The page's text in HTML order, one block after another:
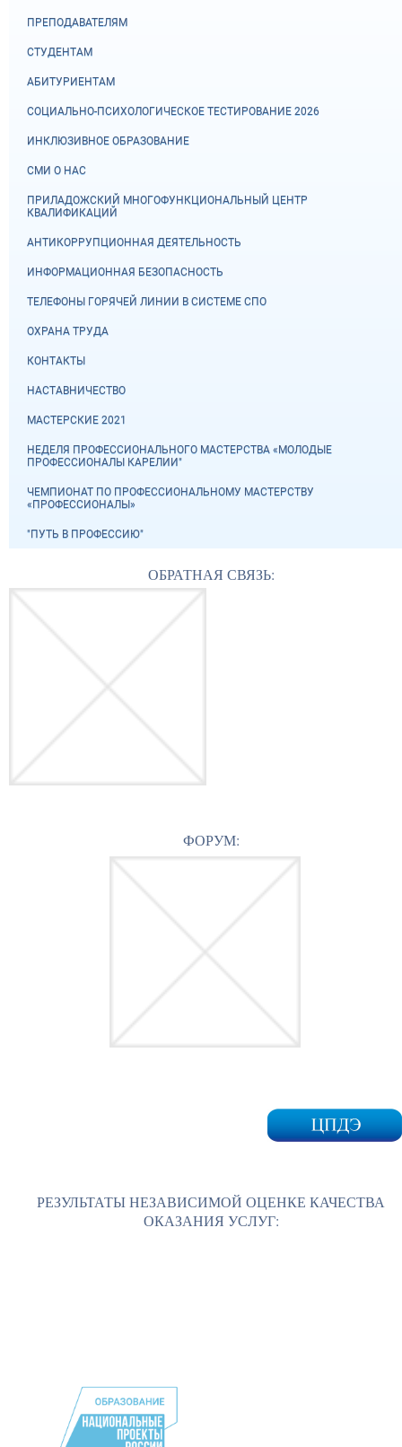
ПРЕПОДАВАТЕЛЯМ
СТУДЕНТАМ
АБИТУРИЕНТАМ
СОЦИАЛЬНО-ПСИХОЛОГИЧЕСКОЕ ТЕСТИРОВАНИЕ 2026
ИНКЛЮЗИВНОЕ ОБРАЗОВАНИЕ
СМИ О НАС
ПРИЛАДОЖСКИЙ МНОГОФУНКЦИОНАЛЬНЫЙ ЦЕНТР
КВАЛИФИКАЦИЙ
АНТИКОРРУПЦИОННАЯ ДЕЯТЕЛЬНОСТЬ
ИНФОРМАЦИОННАЯ БЕЗОПАСНОСТЬ
ТЕЛЕФОНЫ ГОРЯЧЕЙ ЛИНИИ В СИСТЕМЕ СПО
ОХРАНА ТРУДА
КОНТАКТЫ
НАСТАВНИЧЕСТВО
МАСТЕРСКИЕ 2021
НЕДЕЛЯ ПРОФЕССИОНАЛЬНОГО МАСТЕРСТВА «МОЛОДЫЕ
ПРОФЕССИОНАЛЫ КАРЕЛИИ"
ЧЕМПИОНАТ ПО ПРОФЕССИОНАЛЬНОМУ МАСТЕРСТВУ
«ПРОФЕССИОНАЛЫ»
"ПУТЬ В ПРОФЕССИЮ"
ОБРАТНАЯ СВЯЗЬ:
ФОРУМ:
РЕЗУЛЬТАТЫ НЕЗАВИСИМОЙ ОЦЕНКЕ КАЧЕСТВА
ОКАЗАНИЯ УСЛУГ: